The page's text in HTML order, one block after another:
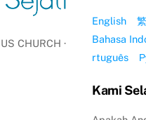
CHURCH ·
English
Bahasa
rtuguês
Kami